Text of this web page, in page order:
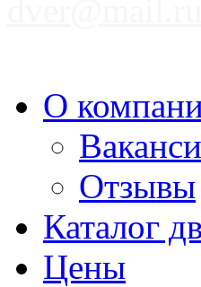
О
Отзывы
Каталог
Цены